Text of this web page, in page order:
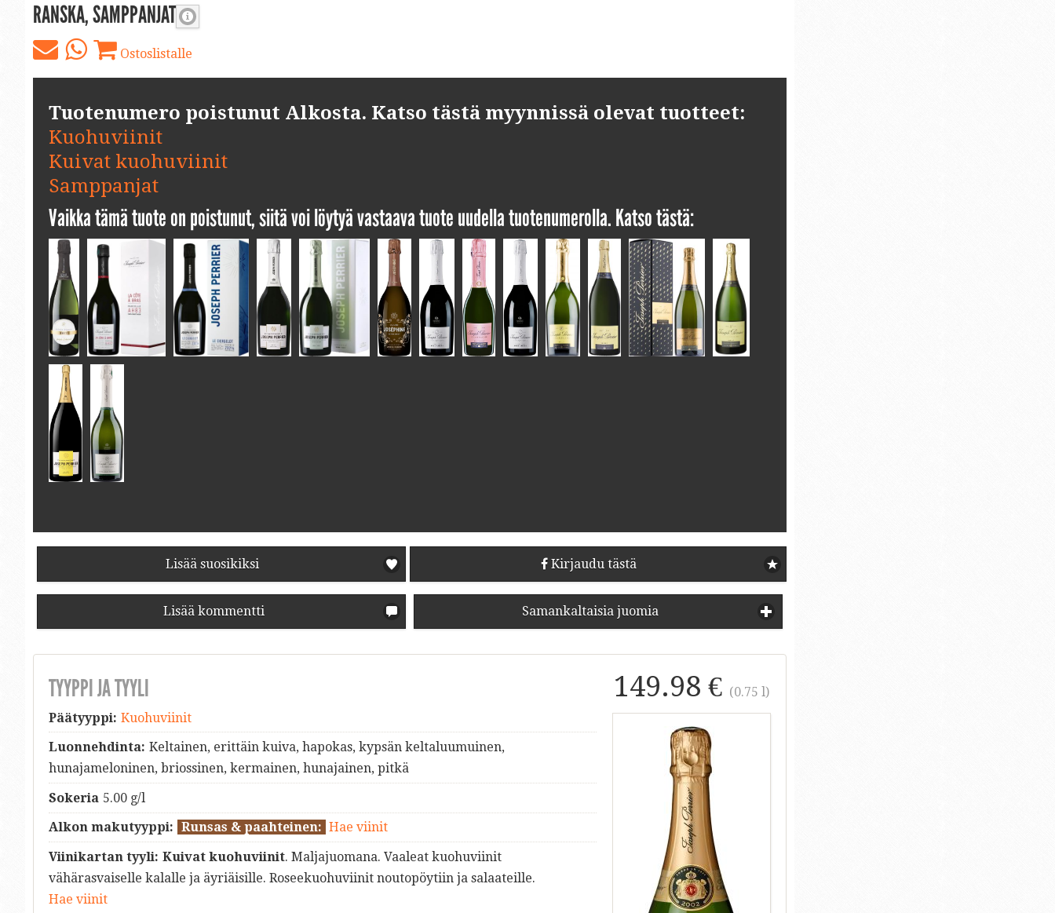
RANSKA, SAMPPANJAT
Ostoslistalle
Tuotenumero poistunut Alkosta. Katso tästä myynnissä olevat tuotteet:
Kuohuviinit
Kuivat kuohuviinit
Samppanjat
Vaikka tämä tuote on poistunut, siitä voi löytyä vastaava tuote uudella tuotenumerolla. Katso tästä:
Lisää suosikiksi Kirjaudu tästä
Lisää kommentti Samankaltaisia juomia
149.98 € (0.75 l)
TYYPPI JA TYYLI
Päätyyppi: Kuohuviinit
Luonnehdinta: Keltainen, erittäin kuiva, hapokas, kypsän keltaluumuinen,
hunajameloninen, briossinen, kermainen, hunajainen, pitkä
Sokeria 5.00 g/l
Alkon makutyyppi: Runsas & paahteinen: Hae viinit
Viinikartan tyyli: Kuivat kuohuviinit. Maljajuomana. Vaaleat kuohuviinit
vähärasvaiselle kalalle ja äyriäisille. Roseekuohuviinit noutopöytiin ja salaateille.
Hae viinit